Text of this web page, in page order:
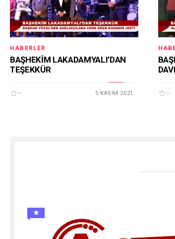
HABERLER
BAŞHEKİM LAKADAMYALI’DAN
TEŞEKKÜR
-- 5 KASIM 2021 --